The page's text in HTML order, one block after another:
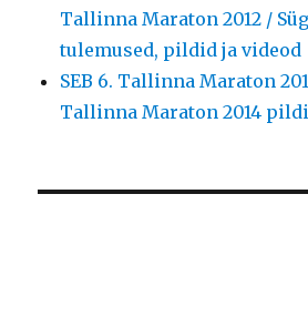
Tallinna Maraton 2012 /
tulemused, pildid ja videod
SEB 6. Tallinna Maraton
Tallinna Maraton 2014